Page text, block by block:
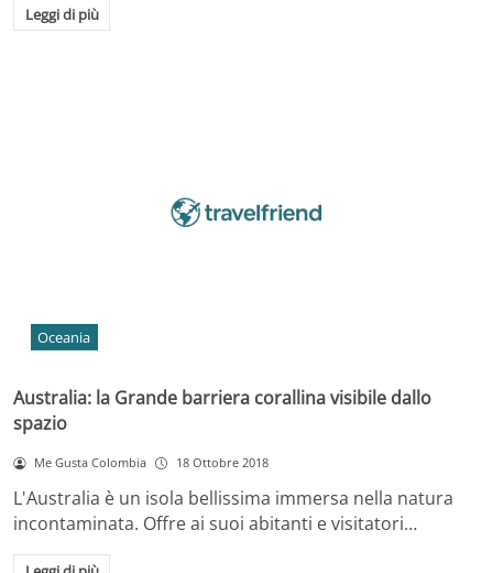
Leggi di più
Oceania
Australia: la Grande barriera corallina visibile dallo
spazio
Me Gusta Colombia 18 Ottobre 2018
L'Australia è un isola bellissima immersa nella natura
incontaminata. Offre ai suoi abitanti e visitatori…